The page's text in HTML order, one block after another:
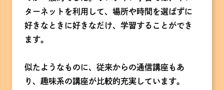
ターネットを利用して、場所や時間を選ばずに
好きなときに好きなだけ、学習することができ
ます。
似たようなものに、従来からの通信講座もあ
り、趣味系の講座が比較的充実しています。